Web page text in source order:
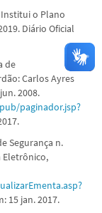
Institui o Plano
Diário Oficial
de
Carlos Ayres
2008.
paginador.jsp?
Segurança n.
Eletrônico,
15 jan. 2017.